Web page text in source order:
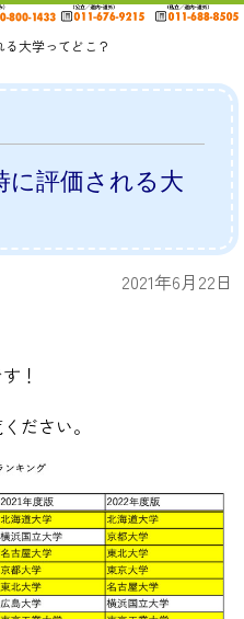
大学ってどこ？
に評価される大
2021年6月22日
！
ださい。